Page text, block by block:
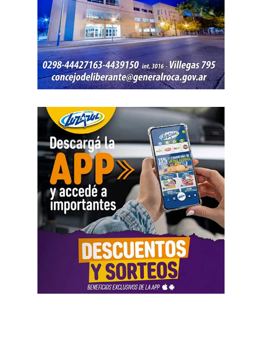
las pericias correspondientes. Otros elementos
encontrados quedaron bajo resguardo para determinar su
procedencia.
Por disposición de la Fiscalía de turno, ambos hombres
permanecen detenidos en el marco de una causa por